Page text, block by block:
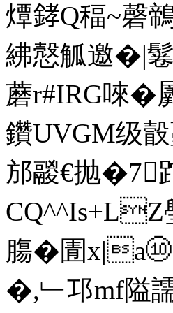
燂﨧Q稫
紼慤觚邀�
蘑r#IRG唻
鑽UVGM级瞉
邡鬷€抛
CQ^^Is+LZ
膓�圊x|a⑩
�,﹂邛 mf隘